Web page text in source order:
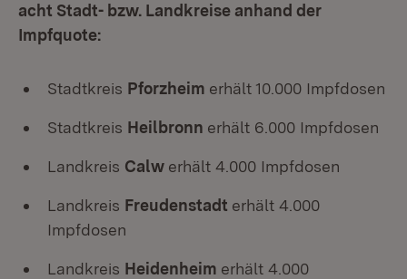
acht Stadt- bzw. Landkreise anhand der
Impfquote:
Stadtkreis Pforzheim erhält 10.000 Impfdosen
Stadtkreis Heilbronn erhält 6.000 Impfdosen
Landkreis Calw erhält 4.000 Impfdosen
Landkreis Freudenstadt erhält 4.000
Impfdosen
Landkreis Heidenheim erhält 4.000